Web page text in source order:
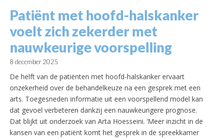
Patiënt met hoofd-halskanker
voelt zich zekerder met
nauwkeurige voorspelling
8 december 2025
De helft van de patiënten met hoofd-halskanker ervaart
onzekerheid over de behandelkeuze na een gesprek met een
arts. Toegesneden informatie uit een voorspellend model kan
dat gevoel verbeteren dankzij een nauwkeurigere prognose.
Dat blijkt uit onderzoek van Arta Hoesseini. ‘Meer inzicht in de
kansen van een patiënt komt het gesprek in de spreekkamer